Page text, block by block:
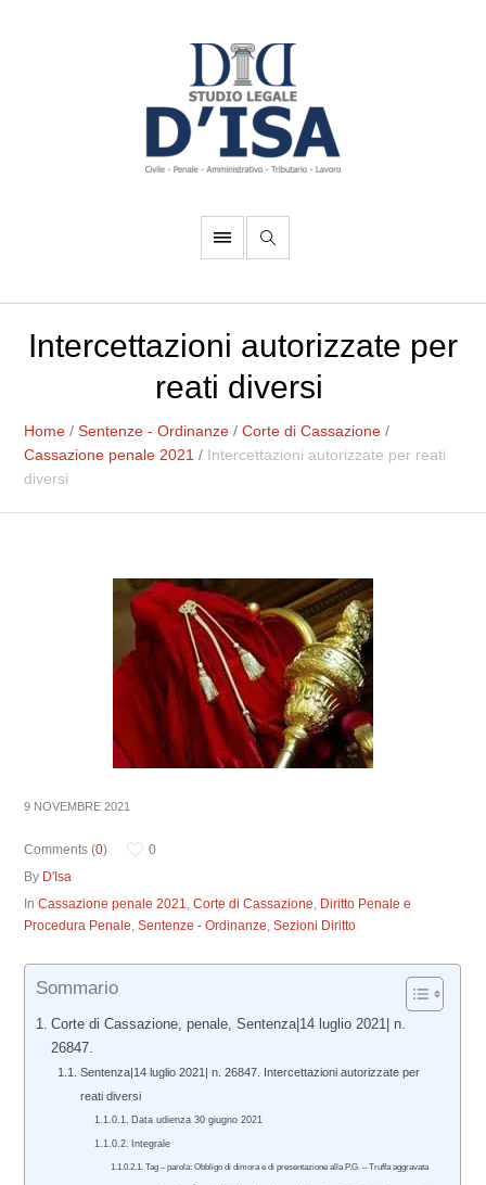
Intercettazioni autorizzate per
reati diversi
Home /Sentenze - Ordinanze /Corte di Cassazione /
Cassazione penale 2021 / Intercettazioni autorizzate per reati
diversi
9 NOVEMBRE 2021
Comments (0)
0
By D'Isa
InCassazione penale 2021,Corte di Cassazione, Diritto Penale e
Procedura Penale,Sentenze - Ordinanze,Sezioni Diritto
Sommario
Corte di Cassazione, penale, Sentenza|14 luglio 2021| n.
26847.
Sentenza|14 luglio 2021| n. 26847. Intercettazioni autorizzate per
reati diversi
Data udienza 30 giugno 2021
Integrale
Tag – parola: Obbligo di dimora e di presentazione alla P.G. – Truffa aggravata